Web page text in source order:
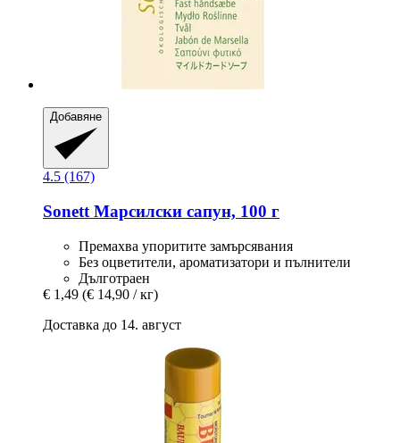
Добавяне
4.5 (167)
Sonett Марсилски сапун, 100 г
Премахва упоритите замърсявания
Без оцветители, ароматизатори и пълнители
Дълготраен
€ 1,49 (€ 14,90 / кг)
Доставка до 14. август